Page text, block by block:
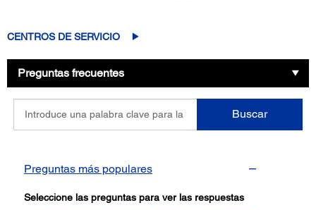
CENTROS DE SERVICIO
Preguntas frecuentes
una
palabra
Buscar
Preguntas más populares
Seleccione las preguntas para ver las respuestas